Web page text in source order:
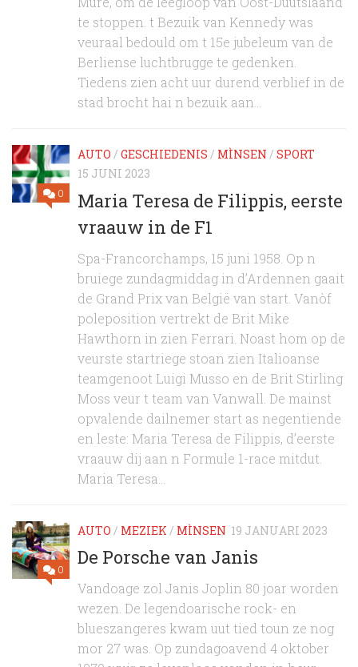
te stoppen. t Bezuik van Kennedy was
veuraal bedould om t 15e jubeleum van de
Berliense luchtbrugge te gedenken.
Tiedens zien acht uur durend verblief in de
stad brocht hai n bezuik aan...
0
AUTO / GESCHIEDENIS / MÌNSEN / SPORT
15 JUNI 2023
Maria Teresa de Filippis, eerste
vraauw in de F1
Spa-Francorchamps, 15 juni 1958. Op n
bruiege zundagmiddag in d’Ardennen gaait
de Grand Prix van België van start. Vanòf
poleposition vertrekt de Brit Mike
Hawthorn in zien Ferrari. Noast hom op de
veurste startriege stoan zien Italioanse
teamgenoot Luigi Musso en de Brit Stirling
Moss veur t team van Vanwall. De mainst
opvalende dailnemer start as negentiende
en leste: Maria Teresa de Filippis, d’eerste
vraauw dij aan n Formule 1-race mitdut.
Maria Teresa...
0
AUTO / MEZIEK / MÌNSEN 19 JANUARI 2023
De Porsche van Janis
Vandoage zol Janis Joplin 80 joar worden
wezen. De legendoarische rock- en
blueszangeres kwam uut tied toun ze nog
mor 27 was. Op zundagoavend 4 oktober